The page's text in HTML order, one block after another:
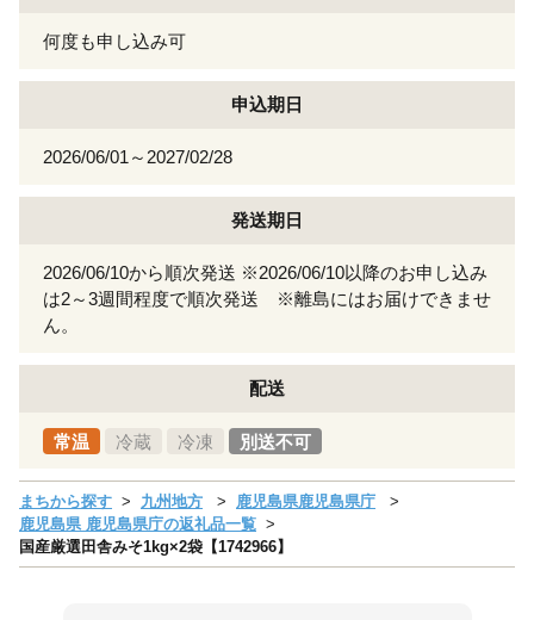
何度も申し込み可
申込期日
2026/06/01～2027/02/28
発送期日
2026/06/10から順次発送 ※2026/06/10以降のお申し込み
は2～3週間程度で順次発送 ※離島にはお届けできませ
ん。
配送
常温 冷蔵 冷凍 別送不可
まちから探す 九州地方
鹿児島県鹿児島県庁
鹿児島県 鹿児島県庁の返礼品一覧
国産厳選田舎みそ1kg×2袋【1742966】